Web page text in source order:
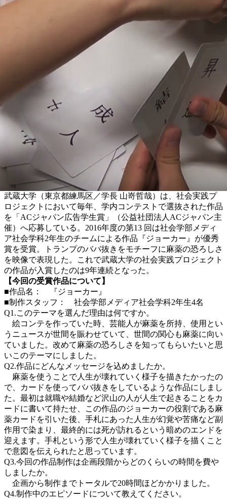
武蔵大学（東京都練馬区／学長 山嵜哲哉）は、社会実践プ
ロジェクトにおいて毎年、学内コンテストで選抜された作品
を「ACジャパン広告学生賞」（公益社団法人ACジャパン主
催）へ応募している。2016年度の第13 回は社会学部メディ
ア社会学科2年生のチームによる作品『ジョーカー』が優秀
賞を受賞。トランプのババ抜きをモチーフに麻薬の恐ろしさ
を映像で表現した。これで武蔵大学の社会実践プロジェクト
の作品が入賞したのは9年連続となった。
【今回の受賞作品について】
■作品名： 『ジョーカー』
■制作スタッフ： 社会学部メディア社会学科2年生4名
Q1.このテーマを選んだ理由は何ですか。
絵コンテを作っていた時、芸能人が麻薬を所持、使用とい
うニュースが世間を賑わせていて、世間の関心も麻薬に向い
ていました。改めて麻薬の恐ろしさを知ってもらいたいと思
いこのテーマにしました。
Q2.作品にどんなメッセージを込めましたか。
麻薬を使うことで人生が壊れていく様子を描きたかったの
で、カードを使ってババ抜きをしているような作品にしまし
た。最初は就職や結婚など沢山の人が人生で起きることをカ
ードに書いて持たせ、この作品のジョーカーの役割である麻
薬カードを引いた後、手札にあった人生が幻覚や苦痛など副
作用で染まり、最終的には死が訪れるという暗めのエンドを
迎えます。手札という形で人生が壊れていく様子を描くこと
で意図を伝えられたと思っています。
Q3.今回の作品制作は企画段階からどのくらいの時間を費や
しましたか。
企画から制作までトータルで20時間ほどかかりました。
Q4.制作中のエピソードについて教えてください。